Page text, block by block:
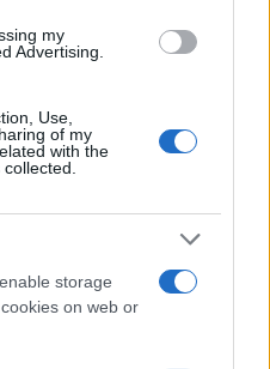
my
Advertising.
Use,
of my
with the
storage
on web or
Χούλιο Ιγκλέσιας
κακοποίηση δύο